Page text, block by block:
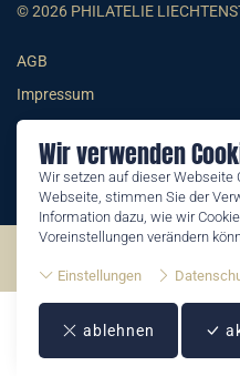
Wir verwenden
Wir setzen auf dieser Webseite
Webseite, stimmen Sie der
Information dazu, wie wir
Voreinstellungen verändern
Einstellungen
ablehnen
© 2026 PHILATELIE
AGB
Impressum
Datenschutzerklärung